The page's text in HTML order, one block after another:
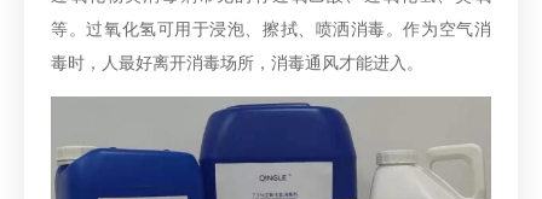
等。过氧化氢可用于浸泡、擦拭、喷洒消毒。作为空气消
毒时，人最好离开消毒场所，消毒通风才能进入。